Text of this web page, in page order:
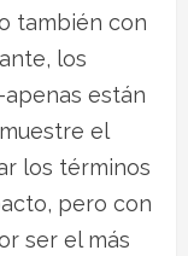
también con
los
están
el
los términos
pero con
ser el más